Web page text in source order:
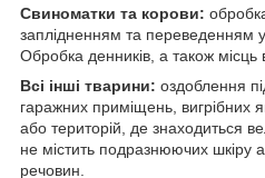
Свиноматки та корови:
заплідненням та переведенням
Обробка денників, а також місць
Всі інші тварини: оздоблення
гаражних приміщень, вигрібних
або територій, де знаходиться
не містить подразнюючих шкіру
речовин.